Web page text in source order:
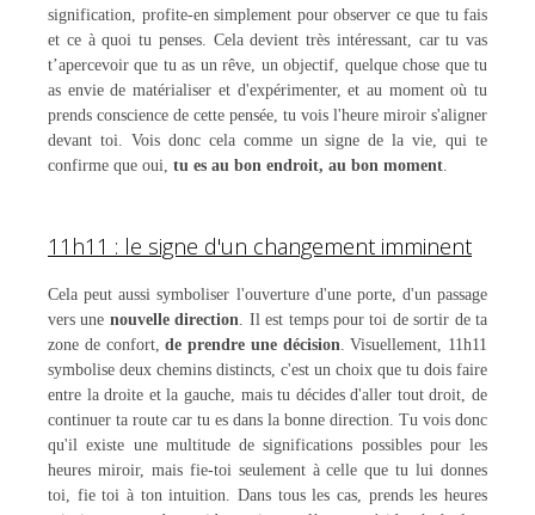
signification, profite-en simplement pour observer ce que tu fais
et ce à quoi tu penses. Cela devient très intéressant, car tu vas
t’apercevoir que tu as un rêve, un objectif, quelque chose que tu
as envie de matérialiser et d'expérimenter, et au moment où tu
prends conscience de cette pensée, tu vois l'heure miroir s'aligner
devant toi. Vois donc cela comme un signe de la vie, qui te
confirme que oui, tu es au bon endroit, au bon moment.
11h11 : le signe d'un changement imminent
Cela peut aussi symboliser l'ouverture d'une porte, d'un passage
vers une nouvelle direction. Il est temps pour toi de sortir de ta
zone de confort,de prendre une décision. Visuellement, 11h11
symbolise deux chemins distincts, c'est un choix que tu dois faire
entre la droite et la gauche, mais tu décides d'aller tout droit, de
continuer ta route car tu es dans la bonne direction. Tu vois donc
qu'il existe une multitude de significations possibles pour les
heures miroir, mais fie-toi seulement à celle que tu lui donnes
toi, fie toi à ton intuition. Dans tous les cas, prends les heures